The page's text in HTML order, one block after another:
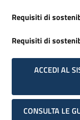
Requisiti di
Requisiti di
ACCEDI AL
CONSULTA LE